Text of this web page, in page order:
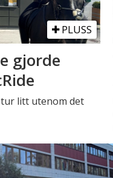
PLUSS
gjorde
litt utenom det